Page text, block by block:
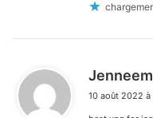
10 août 2022 à